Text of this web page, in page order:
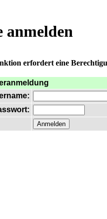
anmelden
erfordert eine